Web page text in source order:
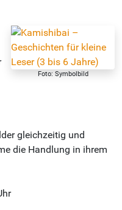
Foto: Symbolbild
gleichzeitig und
die Handlung in ihrem